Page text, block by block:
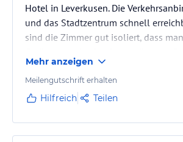
Hotel in Leverkusen. Die
und das Stadtzentrum schnell
sind die Zimmer gut isoliert, dass
sauber und gut ausgestattet. Das
und entgegenkommend. Ein
Frühstück gibt Kraft für den Start in
Preis ist angemessen. Wir werden
Mehr anzeigen
Meilengutschrift erhalten
Hilfreich Teilen